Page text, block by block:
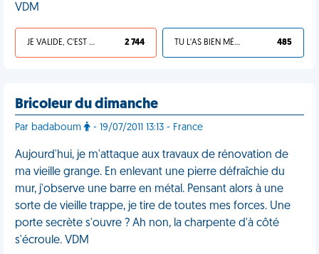
VDM
JE VALIDE, C'EST UNE VDM 2 744 TU L'AS BIEN MÉRITÉ 485
Bricoleur du dimanche
Par badaboum - 19/07/2011 13:13 - France
Aujourd'hui, je m'attaque aux travaux de rénovation de
ma vieille grange. En enlevant une pierre défraîchie du
mur, j'observe une barre en métal. Pensant alors à une
sorte de vieille trappe, je tire de toutes mes forces. Une
porte secrète s'ouvre ? Ah non, la charpente d'à côté
s'écroule. VDM